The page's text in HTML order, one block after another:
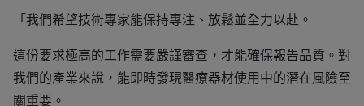
「我們希望技術專家能保持專注、放鬆並全力以赴。
這份要求極高的工作需要嚴謹審查，才能確保報告品質。對
我們的產業來說，能即時發現醫療器材使用中的潛在風險至
關重要。